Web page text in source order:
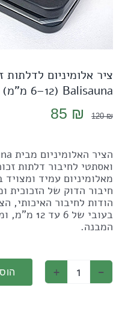
ציר אלומיניום
Balisauna (6–12 מ"מ)
120₪
המחיר
היה:
120 ₪.
85 ₪
הוא:
85 ₪.
ואסתטי לחיבור דלתות
מאלומיניום עמיד
חיבור הדוק של הזכוכית
הודות לחיבור האיכותי,
בעובי של
המבנה.
כמות